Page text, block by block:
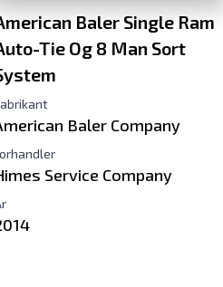
Baler Single Ram
Tie Og 8 Man Sort
Baler Company
Service Company